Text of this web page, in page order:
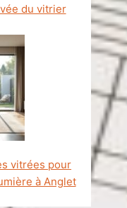
du vitrier
vitrées pour
à Anglet